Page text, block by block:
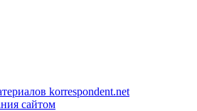
korrespondent.net
сайтом